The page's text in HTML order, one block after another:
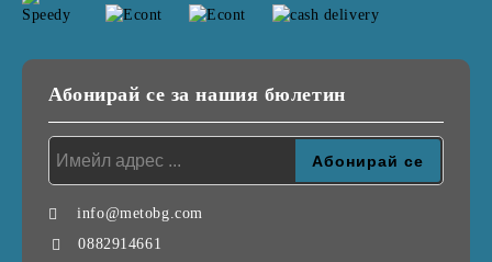
Абонирай се за нашия бюлетин
info@metobg.com
0882914661